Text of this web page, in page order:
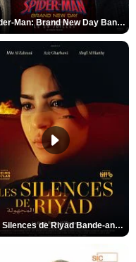
Spider-Man: Brand New Day Bande-annonce VO STFR
Les Silences de Riyad Bande-annonce VO STFR